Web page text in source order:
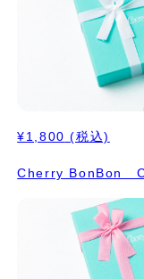
¥1,800 (税込)
Cherry BonBon